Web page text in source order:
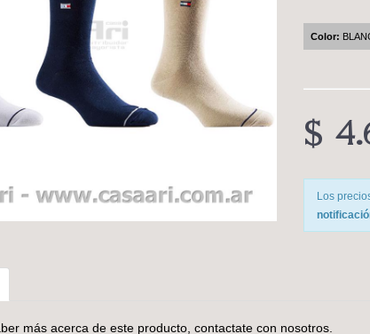
Color:
$
Los
más acerca de este producto, contactate con nosotros